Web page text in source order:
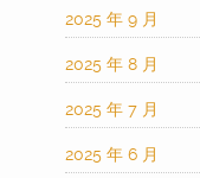
2025 年 9 月
2025 年 8 月
2025 年 7 月
2025 年 6 月